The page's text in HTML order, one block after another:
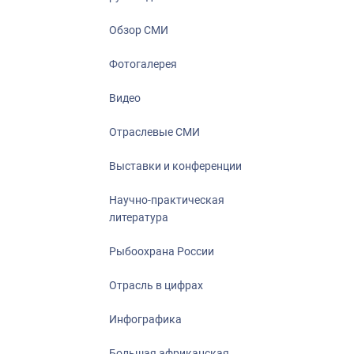
Обзор СМИ
Фотогалерея
Видео
Отраслевые СМИ
Выставки и конференции
Научно-практическая
литература
Рыбоохрана России
Отрасль в цифрах
Инфографика